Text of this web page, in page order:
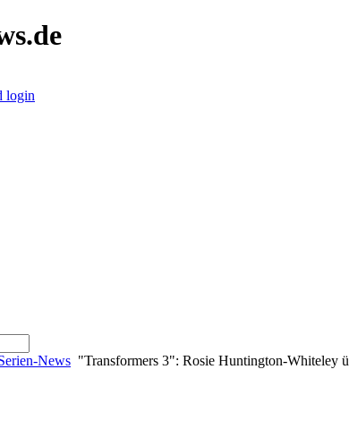
login
News "Transformers 3": Rosie Huntington-Whiteley